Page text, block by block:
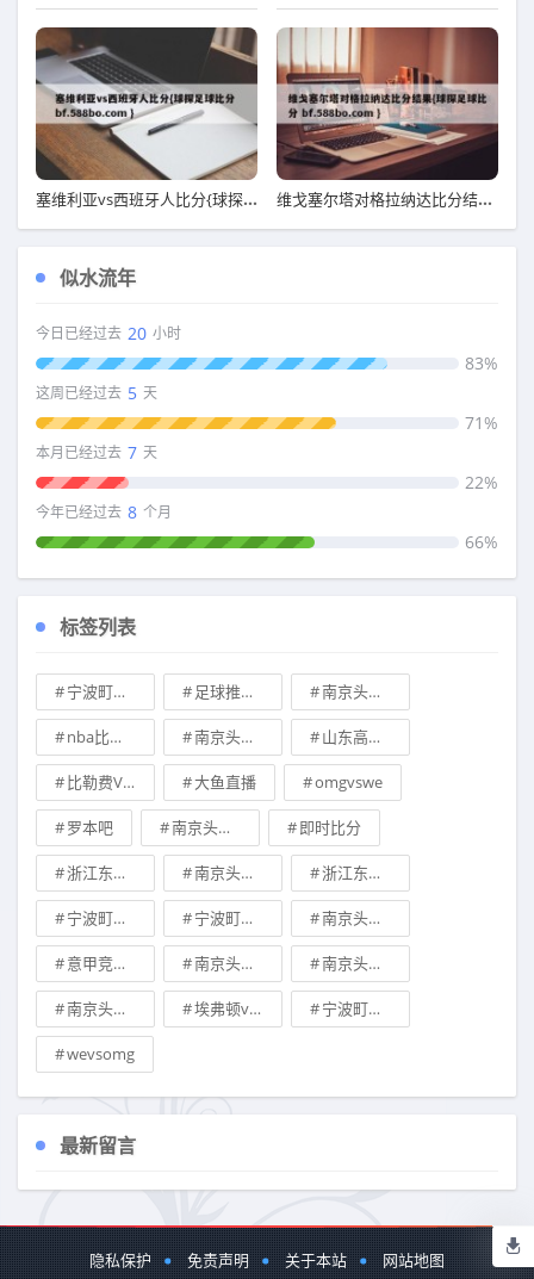
塞维利亚vs西班牙人比分{球探足球比分 bf.588bo.com } 维戈塞尔塔对格拉纳达比分结果{球探足球比分 bf.588bo.com }
似水流年
今日已经过去 20 小时
83%
这周已经过去 5 天
71%
本月已经过去 7 天
22%
今年已经过去 8 个月
66%
标签列表
宁波町渥vs广州龙狮胜负预测 足球推荐今日实单推荐 南京头排苏酒vs山西汾酒股份胜负预测
nba比分直播 南京头排苏酒vs广东华南虎比分预测 山东高速vs宁波町渥预测
比勒费VS纽伦堡 大鱼直播 omgvswe
罗本吧 南京头排苏酒vs浙江东阳光分析预测 即时比分
浙江东阳光vs南京头排苏酒分析预测 南京头排苏酒vs浙江东阳光预测 浙江东阳光vs南京头排苏酒预测
宁波町渥vs新疆伊力王酒预测 宁波町渥vs山西汾酒股份预测 南京头排苏酒vs辽宁本钢比分预测
意甲竞彩推荐 南京头排苏酒vs天津先行者竞彩预测 南京头排苏酒vs浙江东阳光比分预测
南京头排苏酒vs山西汾酒股份分析预测 埃弗顿vs热刺 宁波町渥vs九台农商银行预测
wevsomg
最新留言
隐私保护 免责声明 关于本站 网站地图